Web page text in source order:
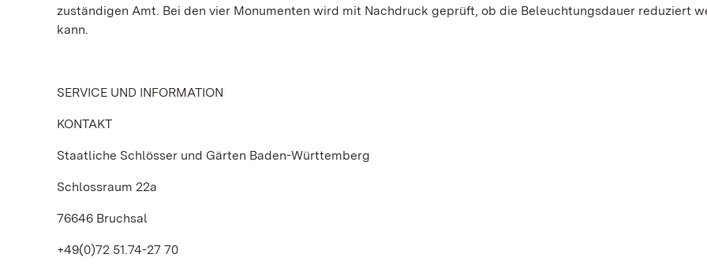
zuständigen Amt. Bei den vier Monumenten wird mit Nachdruck geprüft, ob die Beleuchtungsdauer reduziert
kann.
SERVICE UND INFORMATION
KONTAKT
Staatliche Schlösser und Gärten Baden-Württemberg
Schlossraum 22a
76646 Bruchsal
+49(0)72 51.74-27 70